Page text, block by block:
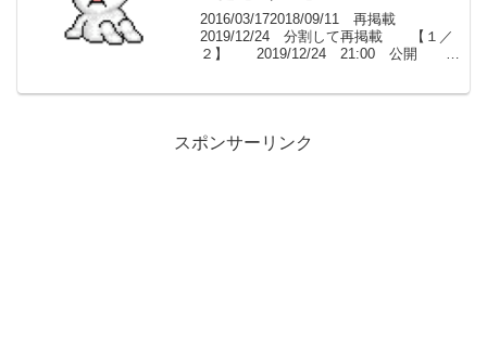
2016/03/172018/09/11 再掲載
2019/12/24 分割して再掲載 【１／
２】 2019/12/24 21:00 公開
スポンサーリンク